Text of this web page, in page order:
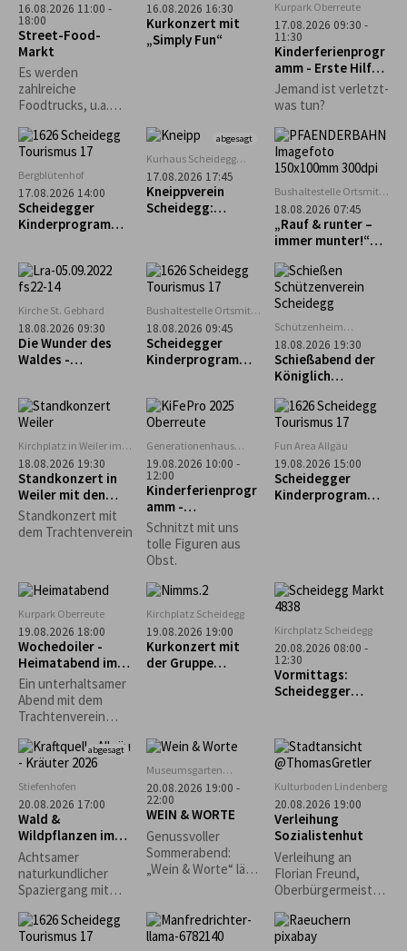
16.08.2026 11:00 -
18:00
Street-Food-
Markt
Es werden
zahlreiche
Foodtrucks, u.a.
asiatisch und vieles
mehr erwartet.
16.08.2026 16:30
Kurkonzert mit
„Simply Fun“
Kurpark Oberreute
17.08.2026 09:30 -
11:30
Kinderferienprogr
amm - Erste Hilfe
Kurs
Jemand ist verletzt-
was tun?
Bergblütenhof
17.08.2026 14:00
Scheidegger
Kinderprogramm:
und staunen
abgesagt
Kurhaus Scheidegg
Mehrzweckraum im UG
17.08.2026 17:45
Kneippverein
Scheidegg:
Bushaltestelle Ortsmitte
Scheidegg
18.08.2026 07:45
„Rauf & runter –
immer munter!“
Pfänder
Kirche St. Gebhard
18.08.2026 09:30
Die Wunder des
Waldes -
Bushaltestelle Ortsmitte
Scheidegg
18.08.2026 09:45
Scheidegger
Kinderprogramm:
zum Biolandhof
Heim in Scheffau
Schützenheim
Scheidegg
(ehem. Lokschuppen)
18.08.2026 19:30
Schießabend der
Königlich
Schützengesellsch
aft Scheidegg
Kirchplatz in Weiler im
Allgäu
18.08.2026 19:30
Standkonzert in
Weiler mit den
Trachtlern
Standkonzert mit
dem Trachtenverein
Generationenhaus
Oberreute
19.08.2026 10:00 -
12:00
Kinderferienprogr
amm -
Obstschnitzen-
AUSGEBUCHT!!!
Schnitzt mit uns
tolle Figuren aus
Obst.
Fun Area Allgäu
19.08.2026 15:00
Scheidegger
Kinderprogramm:
Kurpark Oberreute
19.08.2026 18:00
Wochedoiler -
Heimatabend im
Kurgarten
Ein unterhaltsamer
Abend mit dem
Trachtenverein
Mitwirkung der
Kinder- und
Jugendgruppe,
Aktivengruppe,
Goißler,
Stubenmusik und
Schellengruppe.
Kirchplatz Scheidegg
19.08.2026 19:00
Kurkonzert mit
der Gruppe
Kirchplatz Scheidegg
20.08.2026 08:00 -
12:30
Vormittags:
Scheidegger
abgesagt
Stiefenhofen
20.08.2026 17:00
Wald &
Wildpflanzen im
Jahreslauf
Achtsamer
naturkundlicher
Spaziergang mit
Kräuterpädagogin,
Pilzcoach (DGfM)
Museumsgarten
Oberreute
20.08.2026 19:00 -
22:00
WEIN & WORTE
Genussvoller
Sommerabend:
„Wein & Worte“ lädt
Kulturboden Lindenberg
20.08.2026 19:00
Verleihung
Sozialistenhut
Verleihung an
Florian Freund,
Oberbürgermeister